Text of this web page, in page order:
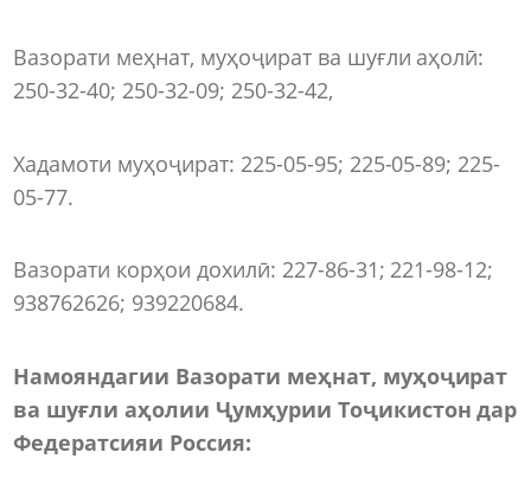
Вазорати меҳнат, муҳоҷират ва шуғли аҳолӣ:
250-32-40; 250-32-09; 250-32-42,
Хадамоти муҳоҷират: 225-05-95; 225-05-89; 225-
05-77.
Вазорати корҳои дохилӣ: 227-86-31; 221-98-12;
938762626; 939220684.
Намояндагии Вазорати меҳнат, муҳоҷират
ва шуғли аҳолии Ҷумҳурии Тоҷикистон дар
Федератсияи Россия: